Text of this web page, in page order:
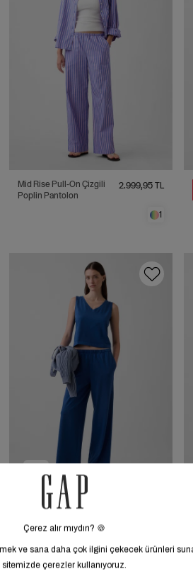
Mid Rise Pull-On Çizgili
Poplin Pantolon
2.999,95 TL
1
Örgü Wide-Leg
Pantolon